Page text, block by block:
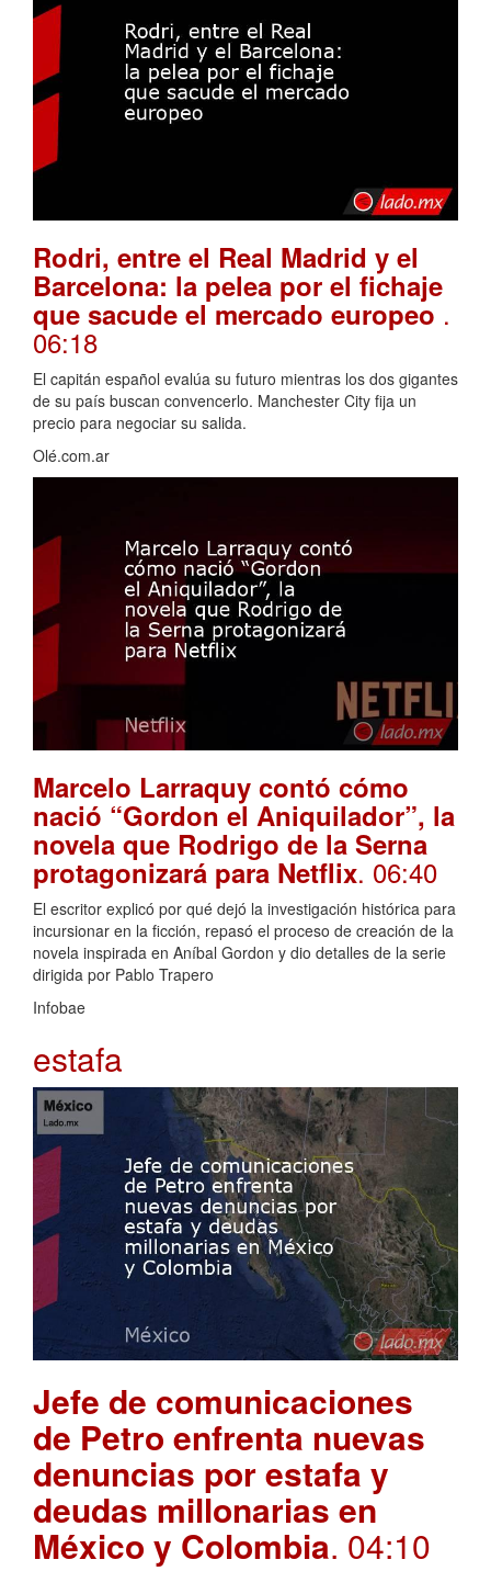
Rodri, entre el Real Madrid y el
Barcelona: la pelea por el fichaje
que sacude el mercado europeo .
06:18
El capitán español evalúa su futuro mientras los dos gigantes
de su país buscan convencerlo. Manchester City fija un
precio para negociar su salida.
Olé.com.ar
Marcelo Larraquy contó cómo
nació “Gordon el Aniquilador”, la
novela que Rodrigo de la Serna
protagonizará para Netflix. 06:40
El escritor explicó por qué dejó la investigación histórica para
incursionar en la ficción, repasó el proceso de creación de la
novela inspirada en Aníbal Gordon y dio detalles de la serie
dirigida por Pablo Trapero
Infobae
estafa
Jefe de comunicaciones
de Petro enfrenta nuevas
denuncias por estafa y
deudas millonarias en
México y Colombia. 04:10